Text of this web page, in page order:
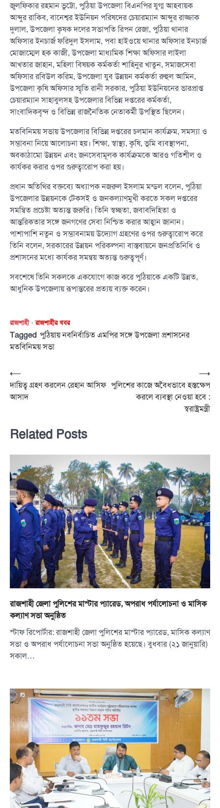
জুলফিকার রহমান ভুট্টো, পুঠিয়া উপজেলা বিএনপির যুগ্ম আহবায়ক
আব্দুর রাকিব, বানেশ্বর ইউনিয়ন পরিষদের চেয়ারম্যান আব্দুর রাজ্জাক
দুলাল, উপজেলা কৃষক দলের সভাপতি রিপন রেজা, পুঠিয়া থানার
অফিসার ইনচার্জ ফরিদুল ইসলাম, পবা হাইওয়ে থানার অফিসার ইনচার্জ
মোজাম্মেল হক কাজী, উপজেলা মাধ্যমিক শিক্ষা অফিসার লাইলা
আখতার জাহান, মহিলা বিষয়ক কর্মকর্তা শাহিনুর খাতুন, সমাজসেবা
অফিসার রবিউল করিম, উপজেলা যুব উন্নয়ন কর্মকর্তা রুহুল আমিন,
উপজেলা কৃষি অফিসার স্মৃতি রানী সরকার, পুঠিয়া ইউনিয়নের ভারপ্রাপ্ত
চেয়ারম্যান সাহাবুলসহ উপজেলার বিভিন্ন দপ্তরের কর্মকর্তা,
সাংবাদিকবৃন্দ ও বিভিন্ন রাজনৈতিক নেতাকর্মী উপস্থিত ছিলেন।
মতবিনিময় সভায় উপজেলার বিভিন্ন দপ্তরের চলমান কার্যক্রম, সমস্যা ও
সম্ভাবনা নিয়ে আলোচনা হয়। শিক্ষা, স্বাস্থ্য, কৃষি, ভূমি ব্যবস্থাপনা,
অবকাঠামো উন্নয়ন এবং জনসেবামূলক কার্যক্রমকে আরও গতিশীল ও
কার্যকর করার ওপর গুরুত্বারোপ করা হয়।
প্রধান অতিথির বক্তব্যে অধ্যাপক নজরুল ইসলাম মন্ডল বলেন, পুঠিয়া
উপজেলার উন্নয়নকে টেকসই ও জনকল্যাণমুখী করতে সকল দপ্তরের
সমন্বিত প্রচেষ্টা অত্যন্ত জরুরি। তিনি স্বচ্ছতা, জবাবদিহিতা ও
আন্তরিকতার সঙ্গে জনগণের সেবা নিশ্চিত করার আহ্বান জানান।
পাশাপাশি নতুন ও সম্ভাবনাময় উদ্যোগ গ্রহণের ওপর গুরুত্বারোপ করে
তিনি বলেন, সরকারের উন্নয়ন পরিকল্পনা বাস্তবায়নে জনপ্রতিনিধি ও
প্রশাসনের মধ্যে কার্যকর সমন্বয় অত্যন্ত গুরুত্বপূর্ণ।
সবশেষে তিনি সকলকে একযোগে কাজ করে পুঠিয়াকে একটি উন্নত,
আধুনিক উপজেলায় রূপান্তরের প্রত্যয় ব্যক্ত করেন।
রাজশাহী রাজশাহীর খবর
Tagged পুঠিয়ায় নবনির্বাচিত এমপির সঙ্গে উপজেলা প্রশাসনের
মতবিনিময় সভা
Post
navigation
⟵
দায়িত্ব গ্রহণ করলেন রেহান আসিফ
আসাদ
পুলিশের কাজে অবৈধভাবে হস্তক্ষেপ
করলে ব্যবস্থা নেওয়া হবে :
স্বরাষ্ট্রমন্ত্রী
⟶
Related Posts
রাজশাহী জেলা পুলিশের মাস্টার প্যারেড, অপরাধ পর্যালোচনা ও মাসিক
কল্যাণ সভা অনুষ্ঠিত
স্টাফ রিপোর্টার: রাজশাহী জেলা পুলিশের মাস্টার প্যারেড, মাসিক কল্যাণ
সভা ও অপরাধ পর্যালোচনা সভা অনুষ্ঠিত হয়েছে। বুধবার (২১ জানুয়ারি)
সকাল…